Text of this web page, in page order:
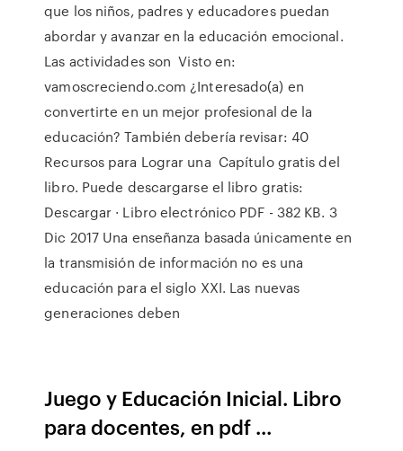
que los niños, padres y educadores puedan
abordar y avanzar en la educación emocional.
Las actividades son Visto en:
vamoscreciendo.com ¿Interesado(a) en
convertirte en un mejor profesional de la
educación? También debería revisar: 40
Recursos para Lograr una Capítulo gratis del
libro. Puede descargarse el libro gratis:
Descargar · Libro electrónico PDF - 382 KB. 3
Dic 2017 Una enseñanza basada únicamente en
la transmisión de información no es una
educación para el siglo XXI. Las nuevas
generaciones deben
Juego y Educación Inicial. Libro
para docentes, en pdf ...